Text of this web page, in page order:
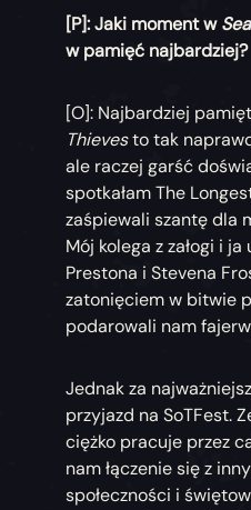
[P]: Jaki moment w
w pamięć najbardziej?
[O]: Najbardziej
Thievesto tak
ale raczej garść
spotkałam The
zaśpiewali szantę dla
Mój kolega z załogi i
Prestona i Stevena
zatonięciem w bitwie
podarowali nam
Jednak za
przyjazd na SoTFest.
ciężko pracuje przez
nam łączenie się z
społeczności i